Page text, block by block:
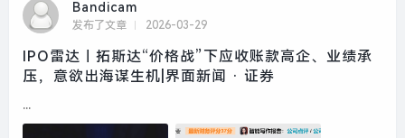
Bandicam
发布了文章 2026-03-29
IPO雷达｜拓斯达“价格战”下应收账款高企、业绩承
压，意欲出海谋生机|界面新闻 · 证券
...